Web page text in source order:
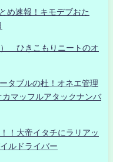
め速報！キモデブおた
） ひきこもりニートのオ
タブルの杜！オネエ管理
マッフルアタックナンバ
！大帝イタチにラリアッ
ルドライバー